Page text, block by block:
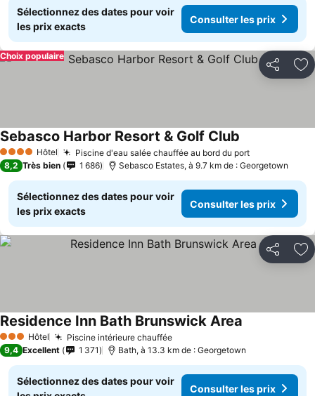
Sélectionnez des dates pour voir
les prix exacts
Consulter les prix
Partager
Choix populaire
4 Étoiles Hôtel Piscine d'eau salée chauffée au bord du port
Sebasco Harbor Resort & Golf Club
8,2 Très bien 1 686 Sebasco Estates, à 9.7 km de : Georgetown
Sélectionnez des dates pour voir
les prix exacts
Consulter les prix
Partager
3 ÉtoilesHôtel Piscine intérieure chauffée
Residence Inn Bath Brunswick Area
9,4 Excellent 1 371 Bath, à 13.3 km de : Georgetown
Sélectionnez des dates pour voir
Consulter les prix